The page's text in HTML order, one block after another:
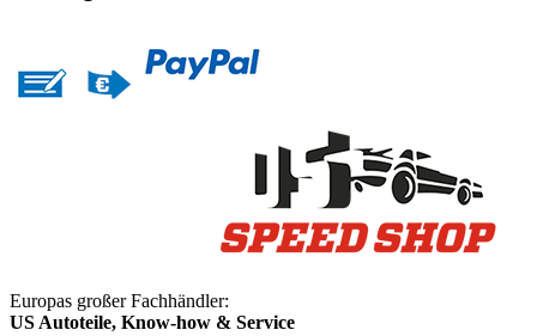
Europas großer Fachhändler:
US Autoteile, Know-how & Service